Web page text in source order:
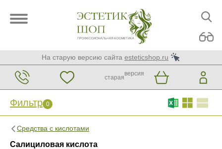
На старую версию сайта esteticshop.ru
старая
версия
Фильтр 0
Средства с кислотами
Салициловая кислота